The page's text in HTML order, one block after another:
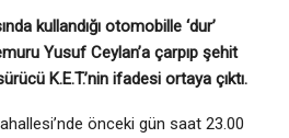
kullandığı otomobille ‘dur’
Yusuf Ceylan’a çarpıp şehit
K.E.T.’nin ifadesi ortaya çıktı.
önceki gün saat 23.00